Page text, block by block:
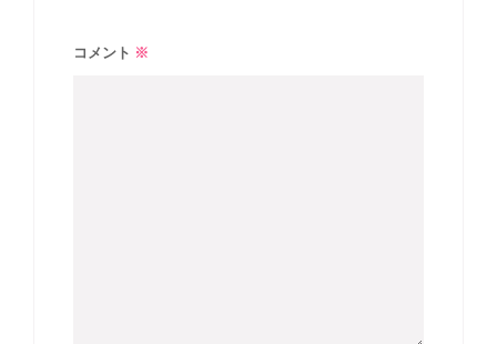
コメント ※